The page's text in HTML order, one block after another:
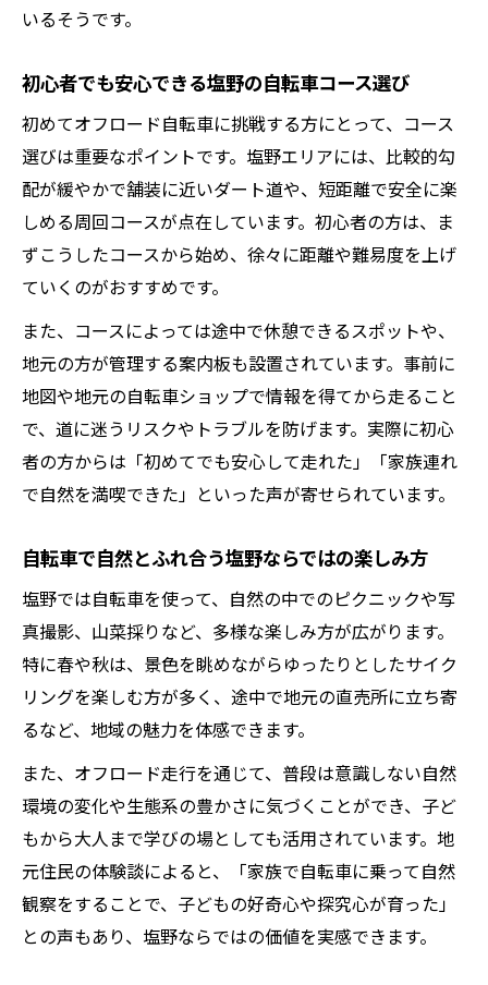
方法
る
日常と冒険に生きる塩野自転車活用術
通勤通学にも活かせる自転車オフロード活
用法
日常使いと冒険を両立する自転車選びのコ
ツ
自転車が広げる塩野での新たな生活スタイ
ル
自転車活用で塩野の移動と遊びがもっと快
適に
自転車を使った塩野の便利な移動術紹介
いるそうです。
初心者でも安心できる塩野の自転車コース選び
初めてオフロード自転車に挑戦する方にとって、コース
選びは重要なポイントです。塩野エリアには、比較的勾
配が緩やかで舗装に近いダート道や、短距離で安全に楽
しめる周回コースが点在しています。初心者の方は、ま
ずこうしたコースから始め、徐々に距離や難易度を上げ
ていくのがおすすめです。
また、コースによっては途中で休憩できるスポットや、
地元の方が管理する案内板も設置されています。事前に
地図や地元の自転車ショップで情報を得てから走ること
で、道に迷うリスクやトラブルを防げます。実際に初心
者の方からは「初めてでも安心して走れた」「家族連れ
で自然を満喫できた」といった声が寄せられています。
自転車で自然とふれ合う塩野ならではの楽しみ方
塩野では自転車を使って、自然の中でのピクニックや写
真撮影、山菜採りなど、多様な楽しみ方が広がります。
特に春や秋は、景色を眺めながらゆったりとしたサイク
リングを楽しむ方が多く、途中で地元の直売所に立ち寄
るなど、地域の魅力を体感できます。
また、オフロード走行を通じて、普段は意識しない自然
環境の変化や生態系の豊かさに気づくことができ、子ど
もから大人まで学びの場としても活用されています。地
元住民の体験談によると、「家族で自転車に乗って自然
観察をすることで、子どもの好奇心や探究心が育った」
との声もあり、塩野ならではの価値を実感できます。